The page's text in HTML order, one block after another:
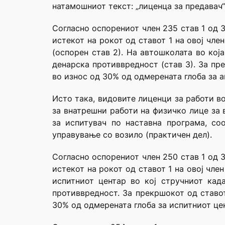
натамошниот текст: „лиценца за
Согласно оспорениот член 235 став 1 од
истекот на рокот од ставот 1 на овој
(оспорен став 2). На автошколата во
денарска противвредност (став 3). За
во износ од 30% од одмерената глоба за
Исто така, видовите лиценци за работи
за внатрешни работи на физичко лице
за испитувач по наставна програма,
управување со возило (практичен дел).
Согласно оспорениот член 250 став 1 од
истекот на рокот од ставот 1 на овој
испитниот центар во кој стручниот
противвредност. За прекршокот од
30% од одмерената глоба за испитниот